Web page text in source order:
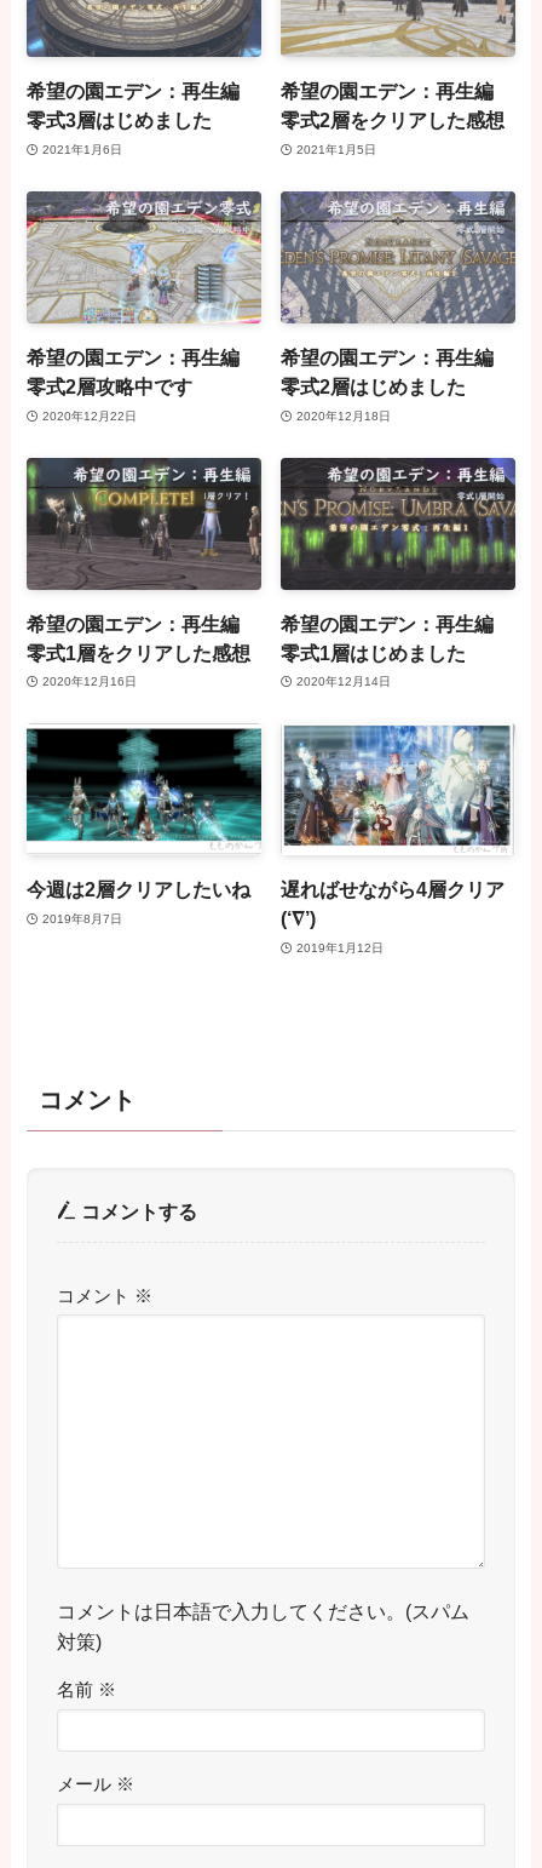
希望の園エデン：再生編
零式3層はじめました
2021年1月6日
希望の園エデン：再生編
零式2層をクリアした感想
2021年1月5日
希望の園エデン：再生編
零式2層攻略中です
2020年12月22日
希望の園エデン：再生編
零式2層はじめました
2020年12月18日
希望の園エデン：再生編
零式1層をクリアした感想
2020年12月16日
希望の園エデン：再生編
零式1層はじめました
2020年12月14日
今週は2層クリアしたいね
2019年8月7日
遅ればせながら4層クリア
(‘∇’)
2019年1月12日
コメント
コメントする
コメント ※
コメントは日本語で入力してください。(スパム
対策)
名前 ※
メール ※